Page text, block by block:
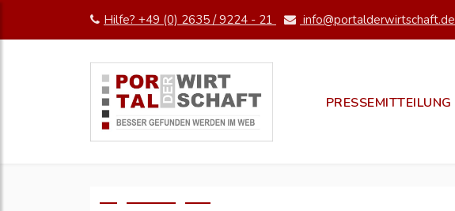
Hilfe? +49 (0) 2635 / 9224 - 21 info@portalderwirtschaft.de
PRESSEMITTEILUNG